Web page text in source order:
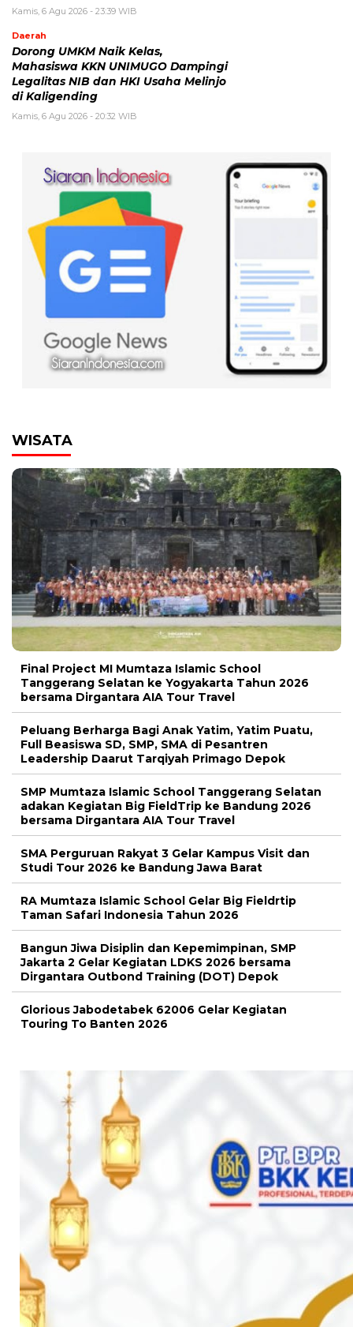
Kamis, 6 Agu 2026 - 23:39 WIB
Daerah
Dorong UMKM Naik Kelas,
Mahasiswa KKN UNIMUGO Dampingi
Legalitas NIB dan HKI Usaha Melinjo
di Kaligending
Kamis, 6 Agu 2026 - 20:32 WIB
WISATA
Final Project MI Mumtaza Islamic School
Tanggerang Selatan ke Yogyakarta Tahun 2026
bersama Dirgantara AIA Tour Travel
Peluang Berharga Bagi Anak Yatim, Yatim Puatu,
Full Beasiswa SD, SMP, SMA di Pesantren
Leadership Daarut Tarqiyah Primago Depok
SMP Mumtaza Islamic School Tanggerang Selatan
adakan Kegiatan Big FieldTrip ke Bandung 2026
bersama Dirgantara AIA Tour Travel
SMA Perguruan Rakyat 3 Gelar Kampus Visit dan
Studi Tour 2026 ke Bandung Jawa Barat
RA Mumtaza Islamic School Gelar Big Fieldrtip
Taman Safari Indonesia Tahun 2026
Bangun Jiwa Disiplin dan Kepemimpinan, SMP
Jakarta 2 Gelar Kegiatan LDKS 2026 bersama
Dirgantara Outbond Training (DOT) Depok
Glorious Jabodetabek 62006 Gelar Kegiatan
Touring To Banten 2026